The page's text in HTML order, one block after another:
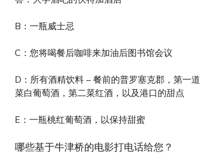
B：一瓶威士忌
C：您将喝餐后咖啡来加油后图书馆会议
D：所有酒精饮料 – 餐前的普罗塞克郡，第一道
菜白葡萄酒，第二菜红酒，以及港口的甜点
E：一瓶桃红葡萄酒，以保持甜蜜
哪些基于牛津桥的电影打电话给您？